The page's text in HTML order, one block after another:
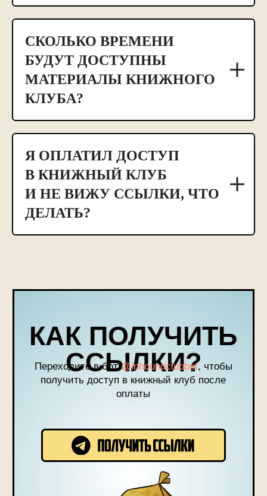
СКОЛЬКО ВРЕМЕНИ
БУДУТ ДОСТУПНЫ
МАТЕРИАЛЫ КНИЖНОГО
КЛУБА?
Я ОПЛАТИЛ ДОСТУП
В КНИЖНЫЙ КЛУБ
И НЕ ВИЖУ ССЫЛКИ, ЧТО
ДЕЛАТЬ?